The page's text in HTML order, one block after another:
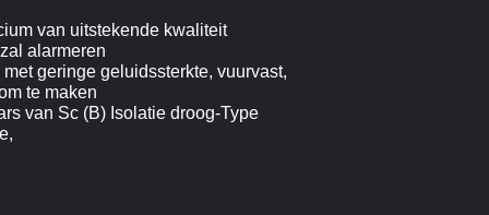
van uitstekende kwaliteit
alarmeren
geringe geluidssterkte, vuurvast,
te maken
van Sc (B) Isolatie droog-Type